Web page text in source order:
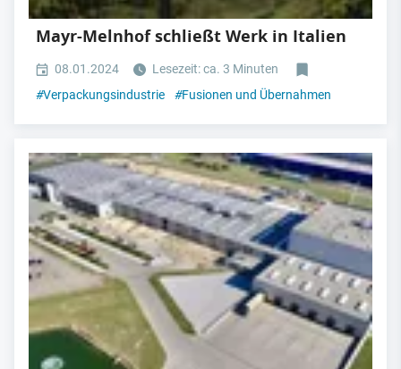
Mayr-Melnhof schließt Werk in Italien
08.01.2024
Lesezeit: ca. 3 Minuten
#Verpackungsindustrie #Fusionen und Übernahmen